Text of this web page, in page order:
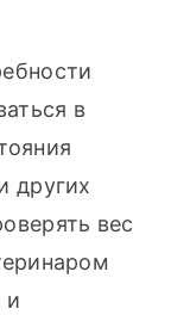
в
других
вес
и